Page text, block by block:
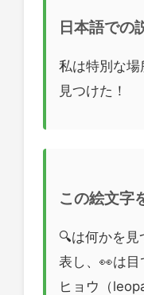
日本語での
私は特別な
見つけた！
この絵文字
🔍は何かを
表し、👀は
ヒョウ（